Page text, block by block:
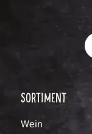
SORTIMENT
Wein